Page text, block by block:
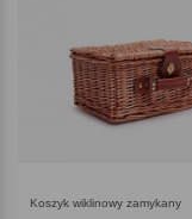
Koszyk wiklinowy zamykany